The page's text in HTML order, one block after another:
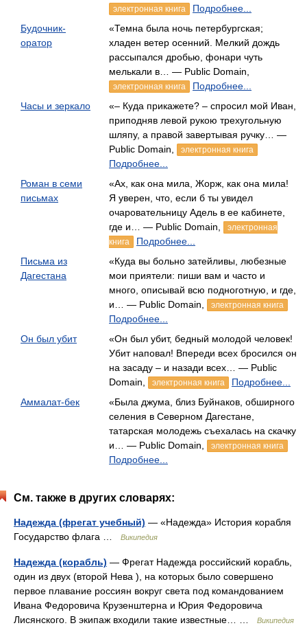
электронная книга
Подробнее...
Будочник-
оратор
«Темна была ночь петербургская;
хладен ветер осенний. Мелкий дождь
рассыпался дробью, фонари чуть
мелькали в… — Public Domain,
электронная книга
Подробнее...
Часы и зеркало
«– Куда прикажете? – спросил мой Иван,
приподняв левой рукою трехугольную
шляпу, а правой завертывая ручку… —
Public Domain,
электронная книга
Подробнее...
Роман в семи
письмах
«Ах, как она мила, Жорж, как она мила!
Я уверен, что, если б ты увидел
очаровательницу Адель в ее кабинете,
где и… — Public Domain,
электронная
книга
Подробнее...
Письма из
Дагестана
«Куда вы больно затейливы, любезные
мои приятели: пиши вам и часто и
много, описывай всю подноготную, и где,
и… — Public Domain,
электронная книга
Подробнее...
Он был убит
«Он был убит, бедный молодой человек!
Убит наповал! Впереди всех бросился он
на засаду – и назади всех… — Public
Domain,
электронная книга
Подробнее...
Аммалат-бек
«Была джума, близ Буйнаков, обширного
селения в Северном Дагестане,
татарская молодежь съехалась на скачку
и… — Public Domain,
электронная книга
Подробнее...
См. также в других словарях:
Надежда (фрегат учебный) — «Надежда» История корабля
Государство флага …
Википедия
Надежда (корабль) — Фрегат Надежда российский корабль,
один из двух (второй Нева ), на которых было совершено
первое плавание россиян вокруг света под командованием
Ивана Федоровича Крузенштерна и Юрия Федоровича
Лисянского. В экипаж входили такие известные… …
Википедия